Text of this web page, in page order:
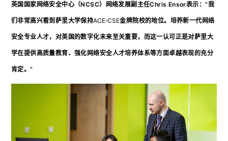
英国国家网络安全中心（NCSC）网络发展副主任Chris Ensor表示：“我
们非常高兴看到萨里大学保持ACE‑CSE金牌院校的地位。培养新一代网络
安全专业人才，对英国的数字化未来至关重要，而这一认可正是对萨里大
学在提供高质量教育、强化网络安全人才培养体系等方面卓越表现的充分
肯定。”